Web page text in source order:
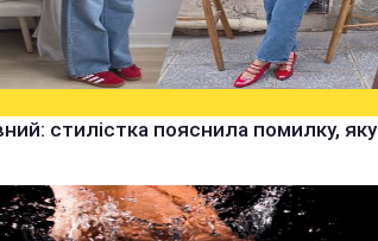
стилістка пояснила помилку, яку